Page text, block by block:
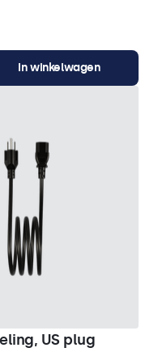
In winkelwagen
US plug